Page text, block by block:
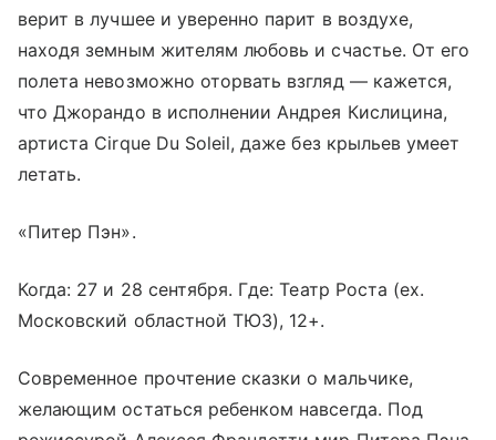
верит в лучшее и уверенно парит в воздухе,
находя земным жителям любовь и счастье. От его
полета невозможно оторвать взгляд — кажется,
что Джорандо в исполнении Андрея Кислицина,
артиста Cirque Du Soleil, даже без крыльев умеет
летать.
«Питер Пэн».
Когда: 27 и 28 сентября. Где: Театр Роста (ex.
Московский областной ТЮЗ), 12+.
Современное прочтение сказки о мальчике,
желающим остаться ребенком навсегда. Под